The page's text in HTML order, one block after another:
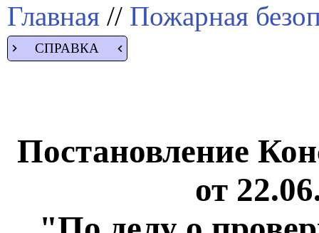
Главная // Пожарная
СПРАВКА
Постановление
от